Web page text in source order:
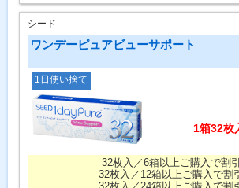
シード
ワンデーピュアビューサポート
1日使い捨て
1箱32枚
32枚入／6箱以上ご購入で割
32枚入／12箱以上ご購入で割